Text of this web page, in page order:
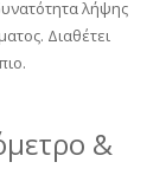
λήψης
Διαθέτει
&